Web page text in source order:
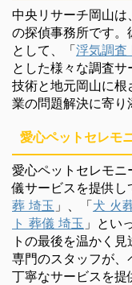
中央リサーチ岡山
の探偵事務所です。
として、「浮気調査
とした様々な調査
技術と地元岡山に
業の問題解決に寄り
愛心ペットセレモ
愛心ペットセレモ
儀サービスを提供
葬 埼玉 」、「犬 火
ト 葬儀 埼玉 」とい
トの最後を温かく
専門のスタッフが、
丁寧なサービスを提